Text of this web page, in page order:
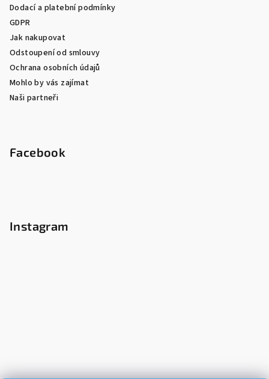
Dodací a platební podmínky
GDPR
Jak nakupovat
Odstoupení od smlouvy
Ochrana osobních údajů
Mohlo by vás zajímat
Naši partneři
Facebook
Instagram